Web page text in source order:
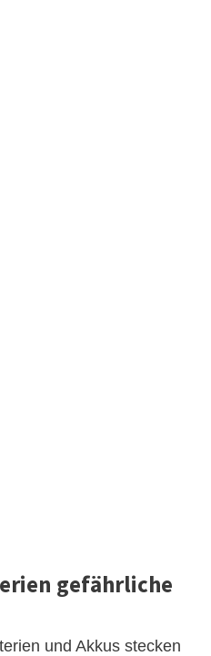
gefährliche
und Akkus stecken